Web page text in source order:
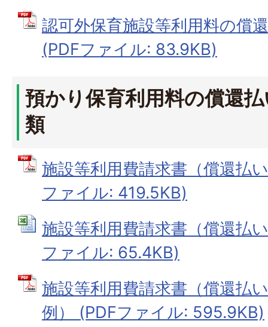
認可外保育施設等利用料の償
(PDFファイル: 83.9KB)
預かり保育利用料の償還
類
施設等利用費請求書（償還払
ファイル: 419.5KB)
施設等利用費請求書（償還払
ファイル: 65.4KB)
施設等利用費請求書（償還払
例） (PDFファイル: 595.9KB)